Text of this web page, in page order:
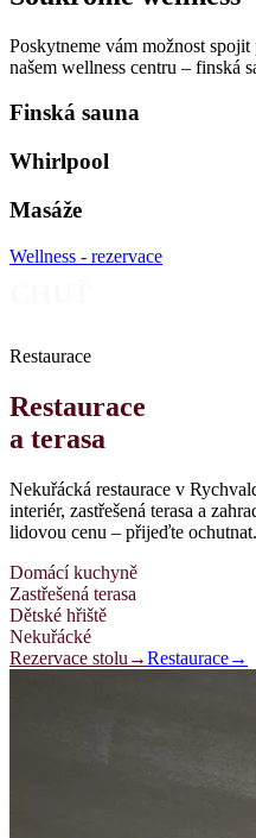
Poskytneme vám možnost
našem wellness centru – finská
Finská sauna
Whirlpool
Masáže
Wellness - rezervace
Restaurace
Restaurace
a terasa
Nekuřácká restaurace v
interiér, zastřešená terasa a
lidovou cenu – přijeďte ochutnat.
Domácí kuchyně
Zastřešená terasa
Dětské hřiště
Nekuřácké
Rezervace stolu →Restaurace→